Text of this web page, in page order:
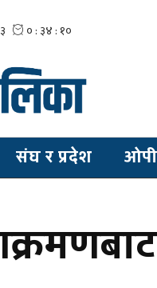
संघ र प्रदेश